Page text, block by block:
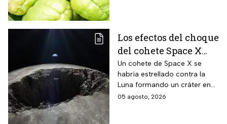
Los efectos del choque
del cohete Space X
contra la Luna
Un cohete de Space X se
habría estrellado contra la
Luna formando un cráter en
nuestro satélite natural, ¿qué
05 agosto, 2026